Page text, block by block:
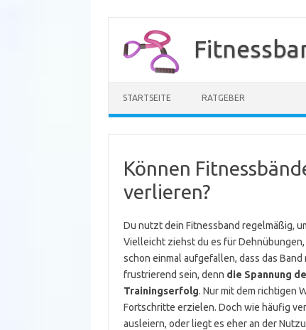
springen
STARTSEITE RATGEBER
Können
verlieren?
Du nutzt dein Fitnessband regelmäßig,
Vielleicht ziehst du es für
schon einmal aufgefallen, dass das
frustrierend sein, denn die Spannung
Trainingserfolg. Nur mit dem richtigen
Fortschritte erzielen. Doch wie häufig
ausleiern, oder liegt es eher an der